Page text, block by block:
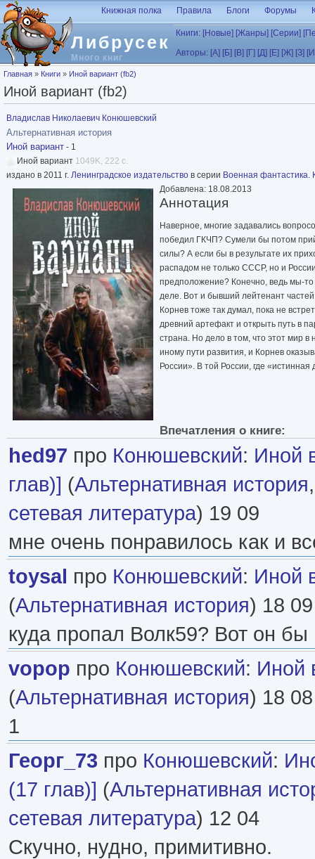
Перейти к основному содержанию
Либрусек
Много книг
Книжная полка Правила Блоги Форумы
Книги: [Новые] [Жанры] [Серии]
Авторы: [А] [Б] [В] [Г] [Д] [Е] [Ж] [З]
Вы здесь
Главная » Книги » Иной вариант (fb2)
Иной вариант (fb2)
Владислав Николаевич Конюшевский
Альтернативная история
Иной вариант - 1
Иной вариант 1049K, 222 с.
издано в 2011 г. Ленинградское издательство в серии Военная фантастика.
Добавлена: 18.08.2013
Аннотация
Наверное, многие задавались
победил ГКЧП? Сумели бы потом
силы? А если бы в результате их
распадом не только СССР, но и
предположение? Конечно, ведь мы-то
деле. Вот и бывший лейтенант
Корнев тоже так думал, пока не
древний артефакт и открыть путь в
страна. Но дело в том, что этот мир
иному пути развития, и Корнев
России». В той России, где
Впечатления о книге:
hed97 про Конюшевский: Иной
глав)] (Альтернативная история
сетевая литература) 19 09
мне очень понравилось как и
toysal про Конюшевский: Иной
(Альтернативная история) 18 09
куда пропал Волк59? Вот он
vopop про Конюшевский: Иной
(Альтернативная история) 18 08
1
Георг_73 про Конюшевский:
(17 глав)] (Альтернативная
сетевая литература) 12 04
Скучно, нудно, примитивно.